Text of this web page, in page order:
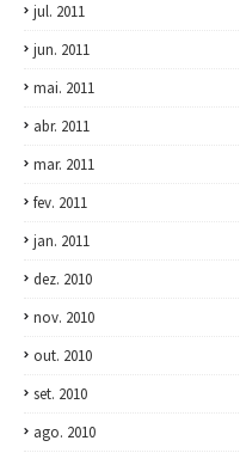
jul. 2011
jun. 2011
mai. 2011
abr. 2011
mar. 2011
fev. 2011
jan. 2011
dez. 2010
nov. 2010
out. 2010
set. 2010
ago. 2010